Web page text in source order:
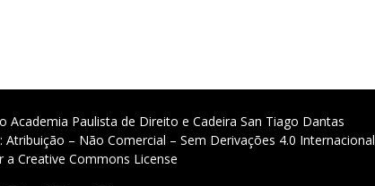
Paulista de Direito e Cadeira San Tiago Dantas
Atribuição – Não Comercial – Sem Derivações 4.0 Internacional
a Creative Commons License